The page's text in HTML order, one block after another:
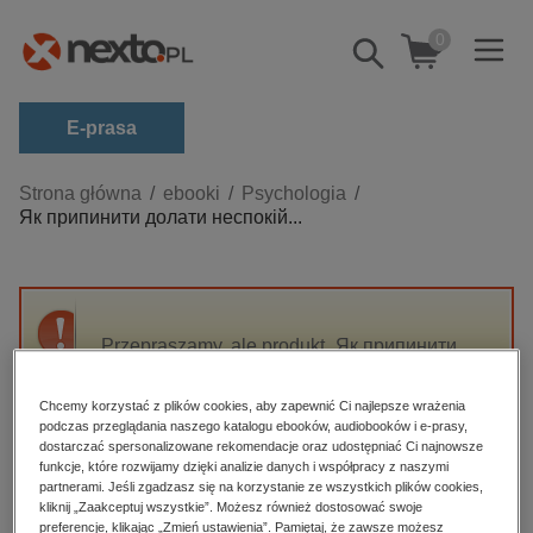
Pokaż/schowaj
wyszukiwarkę
0
E-prasa
Kategorie
Zobacz wszystkie E-prasa
budownictwo, aranżacja wnętrz
darmowe wydania
edukacja
hobby, sport, rozrywka
komputery, internet, technologie, informatyka
Strona główna ebooki
Psychologia
Як припинити долати неспокій...
Przepraszamy, ale produkt „Як припинити
High-contrast mode
Polecane
Chcemy korzystać z plików cookies, aby zapewnić Ci najlepsze wrażenia
podczas przeglądania naszego katalogu ebooków, audiobooków i e-prasy,
dostarczać spersonalizowane rekomendacje oraz udostępniać Ci najnowsze
funkcje, które rozwijamy dzięki analizie danych i współpracy z naszymi
partnerami. Jeśli zgadzasz się na korzystanie ze wszystkich plików cookies,
kliknij „Zaakceptuj wszystkie”. Możesz również dostosować swoje
preferencje, klikając „Zmień ustawienia”. Pamiętaj, że zawsze możesz